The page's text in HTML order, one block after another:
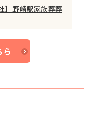
】野崎駅家族葬葬
ら